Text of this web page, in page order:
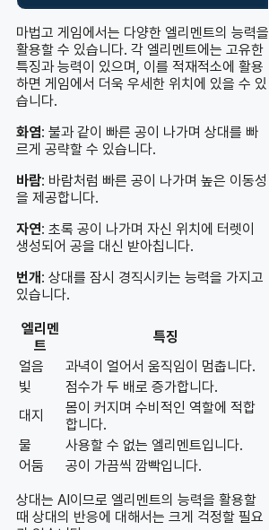
마법고 게임에서는 다양한 엘리멘트의 능력을
활용할 수 있습니다. 각 엘리멘트에는 고유한
특징과 능력이 있으며, 이를 적재적소에 활용
하면 게임에서 더욱 우세한 위치에 있을 수 있
습니다.
화염: 불과 같이 빠른 공이 나가며 상대를 빠
르게 공략할 수 있습니다.
바람: 바람처럼 빠른 공이 나가며 높은 이동성
을 제공합니다.
자연: 초록 공이 나가며 자신 위치에 터렛이
생성되어 공을 대신 받아칩니다.
번개 : 상대를 잠시 경직시키는 능력을 가지고
있습니다.
엘리멘
트
특징
얼음
과녁이 얼어서 움직임이 멈춥니다.
빛
점수가 두 배로 증가합니다.
대지
몸이 커지며 수비적인 역할에 적합
합니다.
물
사용할 수 없는 엘리멘트입니다.
어둠
공이 가끔씩 깜빡입니다.
상대는 AI이므로 엘리멘트의 능력을 활용할
때 상대의 반응에 대해서는 크게 걱정할 필요